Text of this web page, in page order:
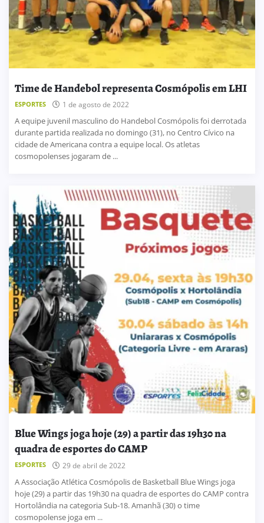
Time de Handebol representa Cosmópolis em LHI
ESPORTES 1 de agosto de 2022
A equipe juvenil masculino do Handebol Cosmópolis foi derrotada
durante partida realizada no domingo (31), no Centro Cívico na
cidade de Americana contra a equipe local. Os atletas
cosmopolenses jogaram de ...
Blue Wings joga hoje (29) a partir das 19h30 na
quadra de esportes do CAMP
ESPORTES 29 de abril de 2022
A Associação Atlética Cosmópolis de Basketball Blue Wings joga
hoje (29) a partir das 19h30 na quadra de esportes do CAMP contra
Hortolândia na categoria Sub-18. Amanhã (30) o time
cosmopolense joga em ...